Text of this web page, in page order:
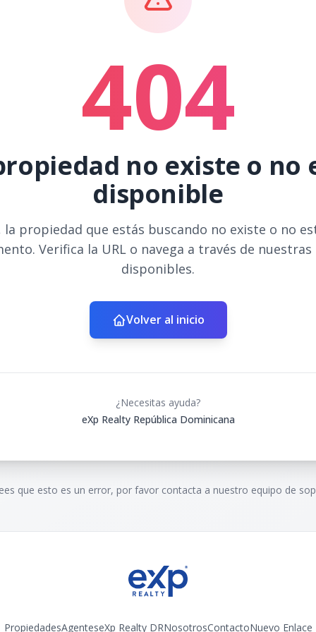
404
no existe o no
disponible
la propiedad que estás buscando no existe o no
Verifica la URL o navega a través de
disponibles.
Volver al inicio
¿Necesitas ayuda?
eXp Realty República Dominicana
que esto es un error, por favor contacta a nuestro equipo de
PropiedadesAgenteseXp Realty DRNosotrosContactoNuevo Enlace